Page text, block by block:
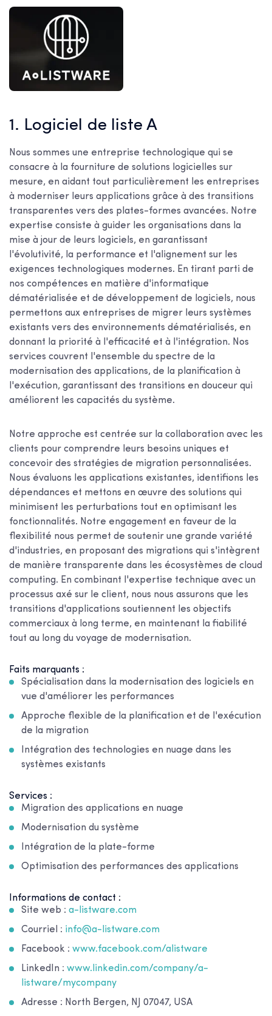
1. Logiciel de liste A
Nous sommes une entreprise technologique qui se
consacre à la fourniture de solutions logicielles sur
mesure, en aidant tout particulièrement les entreprises
à moderniser leurs applications grâce à des transitions
transparentes vers des plates-formes avancées. Notre
expertise consiste à guider les organisations dans la
mise à jour de leurs logiciels, en garantissant
l'évolutivité, la performance et l'alignement sur les
exigences technologiques modernes. En tirant parti de
nos compétences en matière d'informatique
dématérialisée et de développement de logiciels, nous
permettons aux entreprises de migrer leurs systèmes
existants vers des environnements dématérialisés, en
donnant la priorité à l'efficacité et à l'intégration. Nos
services couvrent l'ensemble du spectre de la
modernisation des applications, de la planification à
l'exécution, garantissant des transitions en douceur qui
améliorent les capacités du système.
Notre approche est centrée sur la collaboration avec les
clients pour comprendre leurs besoins uniques et
concevoir des stratégies de migration personnalisées.
Nous évaluons les applications existantes, identifions les
dépendances et mettons en œuvre des solutions qui
minimisent les perturbations tout en optimisant les
fonctionnalités. Notre engagement en faveur de la
flexibilité nous permet de soutenir une grande variété
d'industries, en proposant des migrations qui s'intègrent
de manière transparente dans les écosystèmes de cloud
computing. En combinant l'expertise technique avec un
processus axé sur le client, nous nous assurons que les
transitions d'applications soutiennent les objectifs
commerciaux à long terme, en maintenant la fiabilité
tout au long du voyage de modernisation.
Faits marquants :
Spécialisation dans la modernisation des logiciels en
vue d'améliorer les performances
Approche flexible de la planification et de l'exécution
de la migration
Intégration des technologies en nuage dans les
systèmes existants
Services :
Migration des applications en nuage
Modernisation du système
Intégration de la plate-forme
Optimisation des performances des applications
Informations de contact :
Site web : a-listware.com
Courriel : info@a-listware.com
Facebook : www.facebook.com/alistware
LinkedIn : www.linkedin.com/company/a-
listware/mycompany
Adresse : North Bergen, NJ 07047, USA